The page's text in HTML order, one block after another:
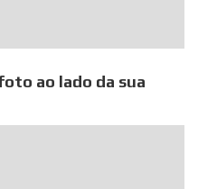
ao lado da sua